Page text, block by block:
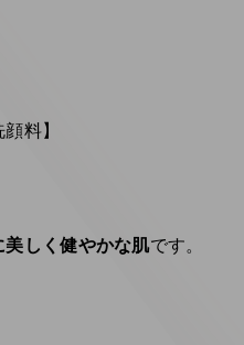
料】
しく健やかな肌です。